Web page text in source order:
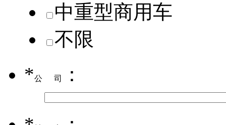
中重型商用车
不限
*公司 ：